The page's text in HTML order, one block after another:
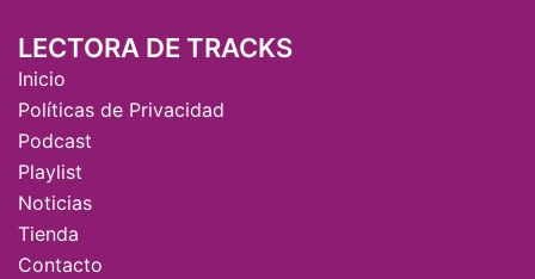
LECTORA DE TRACKS
Inicio
Políticas de Privacidad
Podcast
Playlist
Noticias
Tienda
Contacto